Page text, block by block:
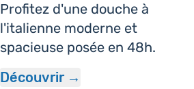
Profitez d'une douche à
l'italienne moderne et
spacieuse posée en 48h.
Découvrir